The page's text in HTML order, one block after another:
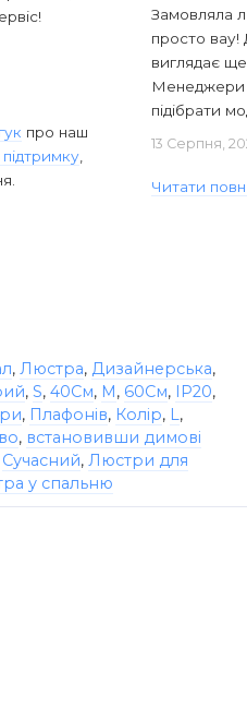
про наш
Замовляла
просто вау!
виглядає
Менеджери
підібрати
13 Серпня,
Читати
, Люстра, Дизайнерська,
, S, 40См, M, 60См, IP20,
, Плафонів, Колір, L,
, встановивши димові
Сучасний, Люстри для
у спальню